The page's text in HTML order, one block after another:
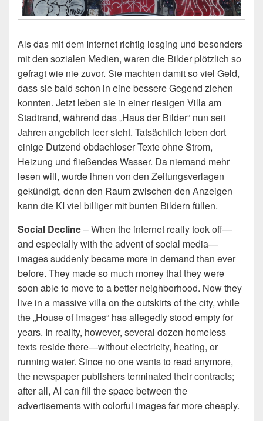
Als das mit dem Internet richtig losging und besonders
mit den sozialen Medien, waren die Bilder plötzlich so
gefragt wie nie zuvor. Sie machten damit so viel Geld,
dass sie bald schon in eine bessere Gegend ziehen
konnten. Jetzt leben sie in einer riesigen Villa am
Stadtrand, während das „Haus der Bilder“ nun seit
Jahren angeblich leer steht. Tatsächlich leben dort
einige Dutzend obdachloser Texte ohne Strom,
Heizung und fließendes Wasser. Da niemand mehr
lesen will, wurde ihnen von den Zeitungsverlagen
gekündigt, denn den Raum zwischen den Anzeigen
kann die KI viel billiger mit bunten Bildern füllen.
Social Decline– When the internet really took off—
and especially with the advent of social media—
images suddenly became more in demand than ever
before. They made so much money that they were
soon able to move to a better neighborhood. Now they
live in a massive villa on the outskirts of the city, while
the „House of Images“ has allegedly stood empty for
years. In reality, however, several dozen homeless
texts reside there—without electricity, heating, or
running water. Since no one wants to read anymore,
the newspaper publishers terminated their contracts;
after all, AI can fill the space between the
advertisements with colorful images far more cheaply.